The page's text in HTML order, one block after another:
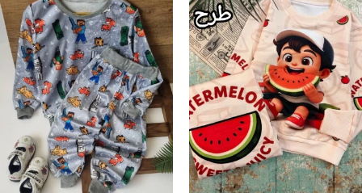
باشد.
گزینه
ها
ممکن
است
در
صفحه
محصول
انتخاب
شوند
باشد.
گزینه
ها
ممکن
است
در
صفحه
محصول
انتخاب
شوند